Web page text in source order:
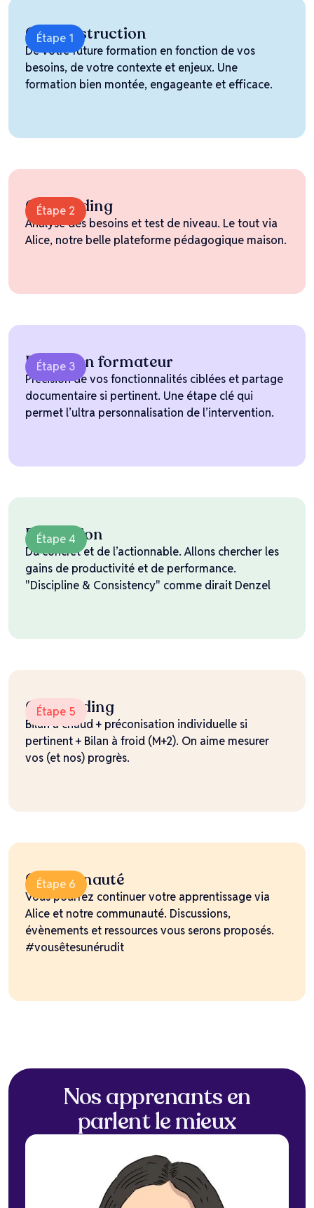
Co-construction
De votre future formation en fonction de vos
besoins, de votre contexte et enjeux. Une
formation bien montée, engageante et efficace.
Étape 1
Onboarding
Analyse des besoins et test de niveau. Le tout via
Alice, notre belle plateforme pédagogique maison.
Étape 2
Entretien formateur
Précision de vos fonctionnalités ciblées et partage
documentaire si pertinent. Une étape clé qui
permet l’ultra personnalisation de l’intervention.
Étape 3
Formation
Du concret et de l’actionnable. Allons chercher les
gains de productivité et de performance.
"Discipline & Consistency" comme dirait Denzel
Étape 4
Offboarding
Bilan à chaud + préconisation individuelle si
pertinent + Bilan à froid (M+2). On aime mesurer
vos (et nos) progrès.
Étape 5
Communauté
Vous pourrez continuer votre apprentissage via
Alice et notre communauté. Discussions,
évènements et ressources vous serons proposés.
#vousêtesunérudit
Étape 6
Nos apprenants en
parlent le mieux